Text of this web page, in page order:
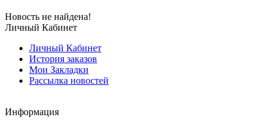
Новость не найдена!
Личный Кабинет
Личный Кабинет
История заказов
Мои Закладки
Рассылка новостей
Информация